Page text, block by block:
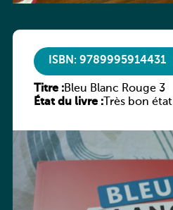
ISBN: 9789995914431
Titre :Bleu Blanc Rouge 3
État du livre :Très bon état